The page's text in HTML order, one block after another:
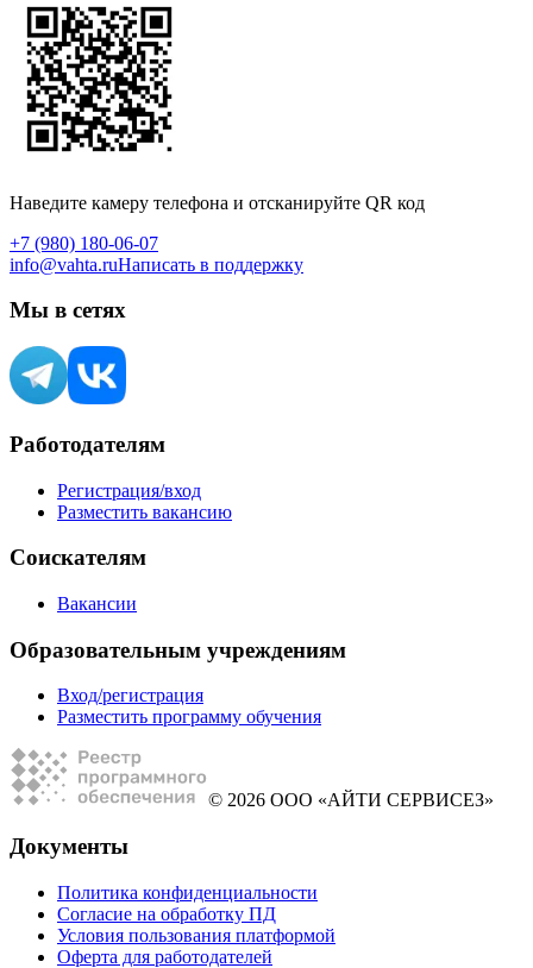
Наведите камеру телефона и отсканируйте QR код
+7 (980) 180-06-07
info@vahta.ruНаписать в поддержку
Мы в сетях
Работодателям
Регистрация/вход
Разместить вакансию
Соискателям
Вакансии
Образовательным учреждениям
Вход/регистрация
Разместить программу обучения
© 2026 ООО «АЙТИ СЕРВИСЕЗ»
Документы
Политика конфиденциальности
Согласие на обработку ПД
Условия пользования платформой
Оферта для работодателей